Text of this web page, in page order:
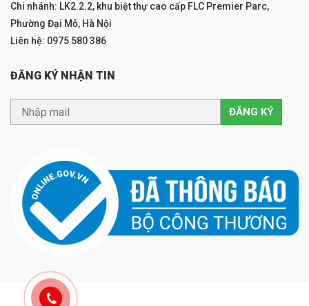
Chi nhánh: LK2.2.2, khu biệt thự cao cấp FLC Premier Parc,
Phường Đại Mỗ, Hà Nội
Liên hệ: 0975 580 386
ĐĂNG KÝ NHẬN TIN